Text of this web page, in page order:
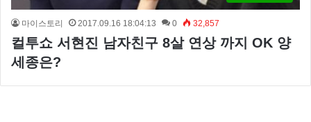
마이스토리 2017.09.16 18:04:13 0 32,857
컬투쇼 서현진 남자친구 8살 연상 까지 OK 양
세종은?